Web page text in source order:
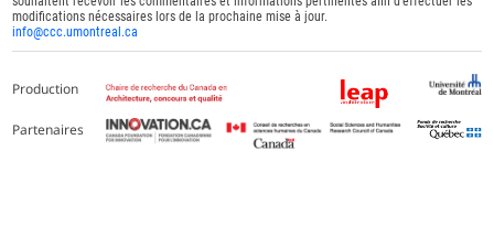
modifications nécessaires lors de la prochaine mise à jour.
info@ccc.umontreal.ca
Production
Partenaires